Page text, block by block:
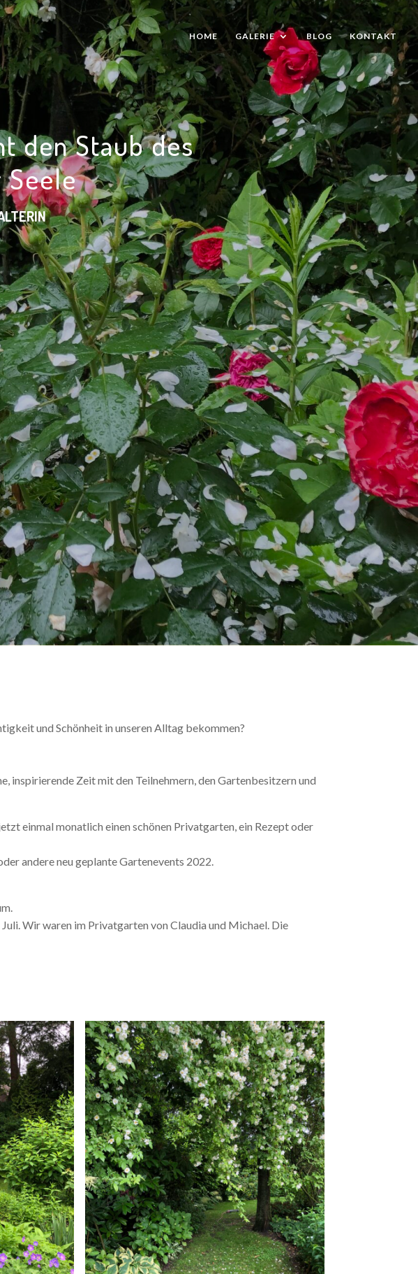
HOME GALERIE BLOG KONTAKT
den Staub des
und Schönheit in unseren Alltag bekommen?
inspirierende Zeit mit den Teilnehmern, den Gartenbesitzern und
einmal monatlich einen schönen Privatgarten, ein Rezept oder
andere neu geplante Gartenevents 2022.
Wir waren im Privatgarten von Claudia und Michael. Die